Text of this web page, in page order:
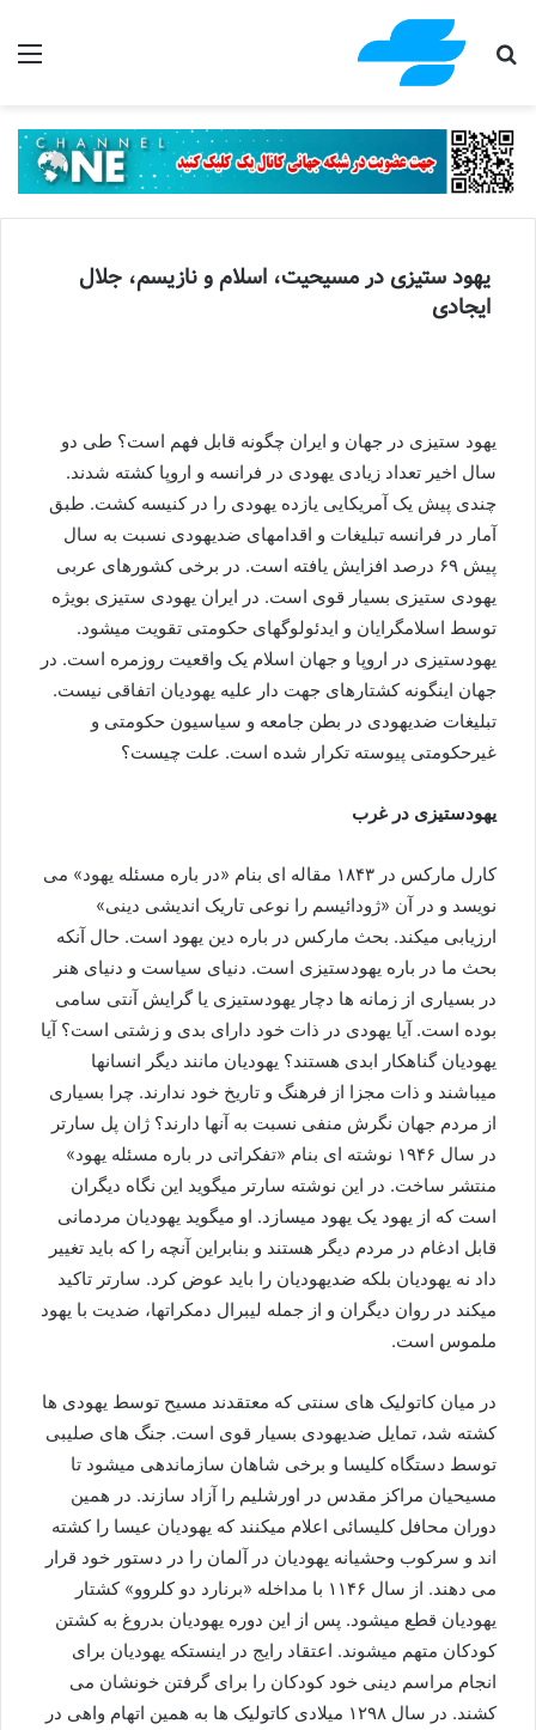
جستجو برای
یهود ستیزی در مسیحیت، اسلام و نازیسم، جلال
ایجادی
یهود ستیزی در جهان و ایران چگونه قابل فهم است؟ طی دو
سال اخیر تعداد زیادی یهودی در فرانسه و اروپا کشته شدند.
چندی پیش یک آمریکایی یازده یهودی را در کنیسه کشت. طبق
آمار در فرانسه تبلیغات و اقدامهای ضدیهودی نسبت به سال
پیش ۶۹ درصد افزایش یافته است. در برخی کشورهای عربی
یهودی ستیزی بسیار قوی است. در ایران یهودی ستیزی بویژه
توسط اسلامگرایان و ایدئولوگهای حکومتی تقویت میشود.
یهودستیزی در اروپا و جهان اسلام یک واقعیت روزمره است. در
جهان اینگونه کشتارهای جهت دار علیه یهودیان اتفاقی نیست.
تبلیغات ضدیهودی در بطن جامعه و سیاسیون حکومتی و
غیرحکومتی پیوسته تکرار شده است. علت چیست؟
یهودستیزی در غرب
کارل مارکس در ۱۸۴۳ مقاله ای بنام «در باره مسئله یهود» می
نویسد و در آن «ژودائیسم را نوعی تاریک اندیشی دینی»
ارزیابی میکند. بحث مارکس در باره دین یهود است. حال آنکه
بحث ما در باره یهودستیزی است. دنیای سیاست و دنیای هنر
در بسیاری از زمانه ها دچار یهودستیزی یا گرایش آنتی سامی
بوده است. آیا یهودی در ذات خود دارای بدی و زشتی است؟ آیا
یهودیان گناهکار ابدی هستند؟ یهودیان مانند دیگر انسانها
میباشند و ذات مجزا از فرهنگ و تاریخ خود ندارند. چرا بسیاری
از مردم جهان نگرش منفی نسبت به آنها دارند؟ ژان پل سارتر
در سال ۱۹۴۶ نوشته ای بنام «تفکراتی در باره مسئله یهود»
منتشر ساخت. در این نوشته سارتر میگوید این نگاه دیگران
است که از یهود یک یهود میسازد. او میگوید یهودیان مردمانی
قابل ادغام در مردم دیگر هستند و بنابراین آنچه را که باید تغییر
داد نه یهودیان بلکه ضدیهودیان را باید عوض کرد. سارتر تاکید
میکند در روان دیگران و از جمله لیبرال دمکراتها، ضدیت با یهود
ملموس است.
در میان کاتولیک های سنتی که معتقدند مسیح توسط یهودی ها
کشته شد، تمایل ضدیهودی بسیار قوی است. جنگ های صلیبی
توسط دستگاه کلیسا و برخی شاهان سازماندهی میشود تا
مسیحیان مراکز مقدس در اورشلیم را آزاد سازند. در همین
دوران محافل کلیسائی اعلام میکنند که یهودیان عیسا را کشته
اند و سرکوب وحشیانه یهودیان در آلمان را در دستور خود قرار
می دهند. از سال ۱۱۴۶ با مداخله «برنارد دو کلروو» کشتار
یهودیان قطع میشود. پس از این دوره یهودیان بدروغ به کشتن
کودکان متهم میشوند. اعتقاد رایج در اینستکه یهودیان برای
انجام مراسم دینی خود کودکان را برای گرفتن خونشان می
کشند. در سال ۱۲۹۸ میلادی کاتولیک ها به همین اتهام واهی در